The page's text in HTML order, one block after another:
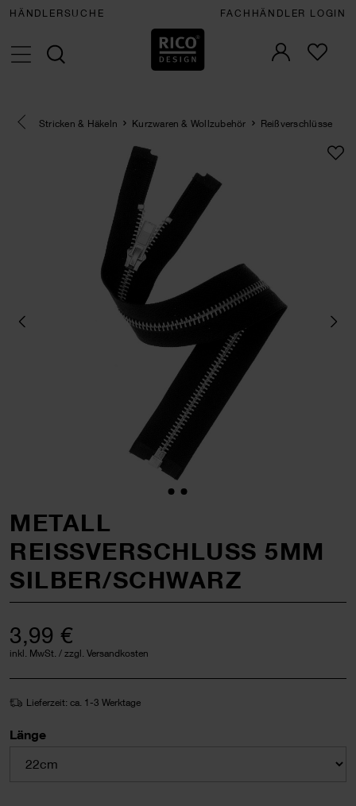
HÄNDLERSUCHE FACHHÄNDLER LOGIN
Eine Kategorie zurück navigieren
Stricken & Häkeln Kurzwaren & Wollzubehör Reißverschlüsse
METALL
REISSVERSCHLUSS 5MM
SILBER/SCHWARZ
3,99 €
inkl. MwSt. / zzgl. Versandkosten
Lieferzeit: ca. 1-3 Werktage
Länge